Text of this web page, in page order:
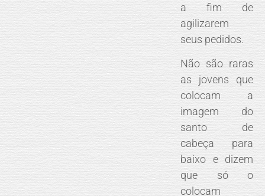
a fim de
agilizarem
seus pedidos.
Não são raras
as jovens que
colocam a
imagem do
santo de
cabeça para
baixo e dizem
que só o
colocam